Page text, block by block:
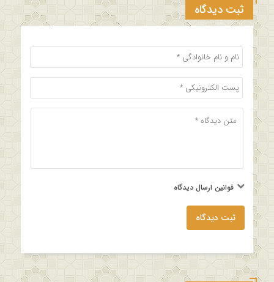
ثبت دیدگاه
قوانین ارسال دیدگاه
ثبت دیدگاه